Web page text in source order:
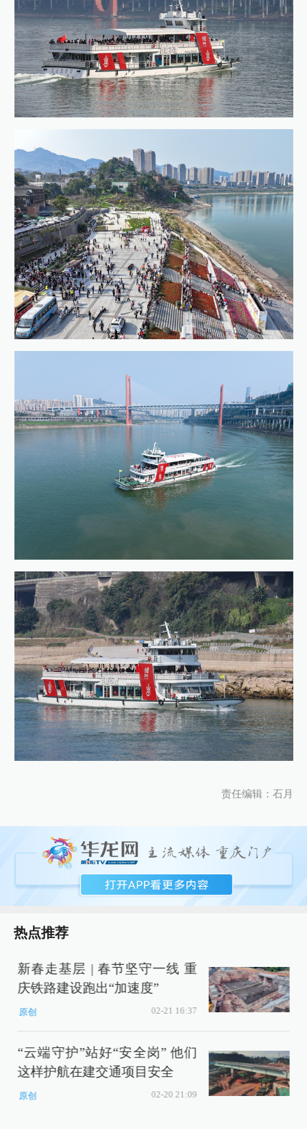
责任编辑：石月
热点推荐
新春走基层 | 春节坚守一线 重
庆铁路建设跑出“加速度”
原创 02-21 16:37
“云端守护”站好“安全岗” 他们
这样护航在建交通项目安全
原创 02-20 21:09